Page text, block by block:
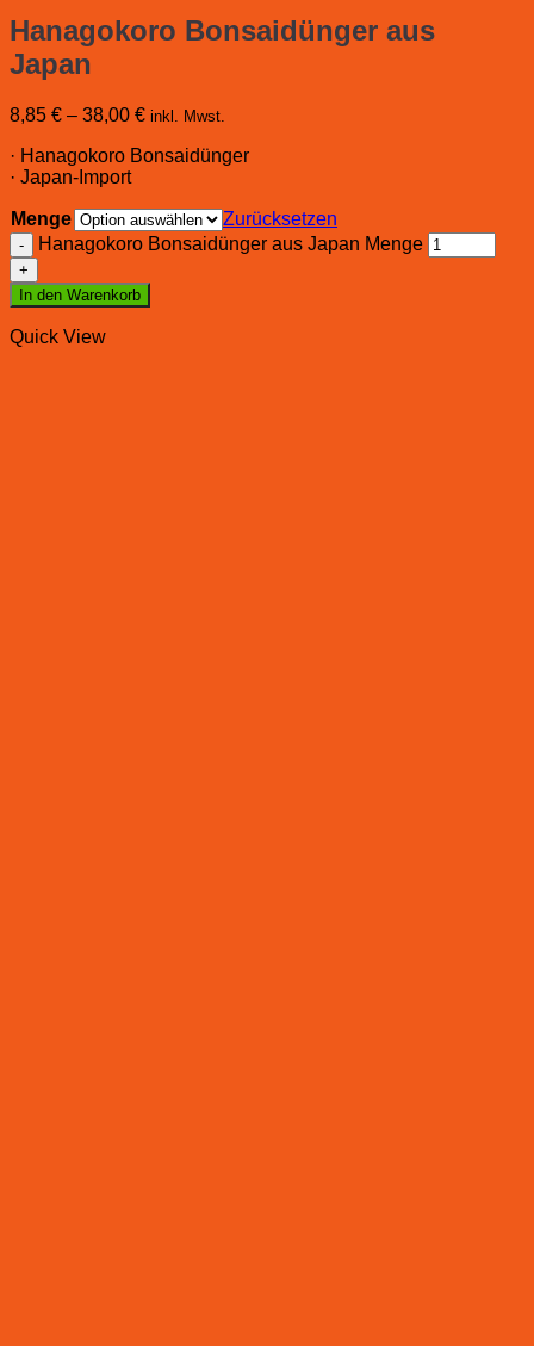
Hanagokoro Bonsaidünger aus
Japan
8,85 € – 38,00 € inkl. Mwst.
· Hanagokoro Bonsaidünger
· Japan-Import
Menge
Zurücksetzen
Hanagokoro Bonsaidünger aus Japan Menge
In den Warenkorb
Quick View